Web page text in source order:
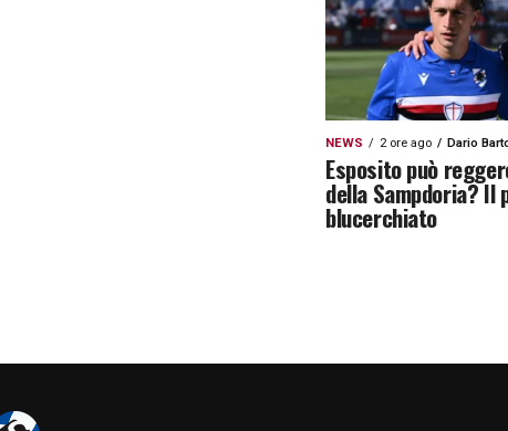
NEWS 2 ore ago Dario
Esposito può
della Sampdoria?
blucerchiato